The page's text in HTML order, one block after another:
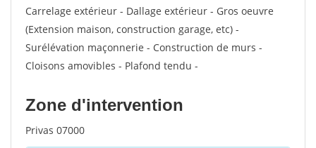
Carrelage extérieur - Dallage extérieur - Gros oeuvre
(Extension maison, construction garage, etc) -
Surélévation maçonnerie - Construction de murs -
Cloisons amovibles - Plafond tendu -
Zone d'intervention
Privas 07000